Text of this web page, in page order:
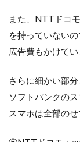
また、NTTドコ
を持っていない
広告費もかけてい
さらに細かい部
ソフトバンクの
スマホは全部のせ